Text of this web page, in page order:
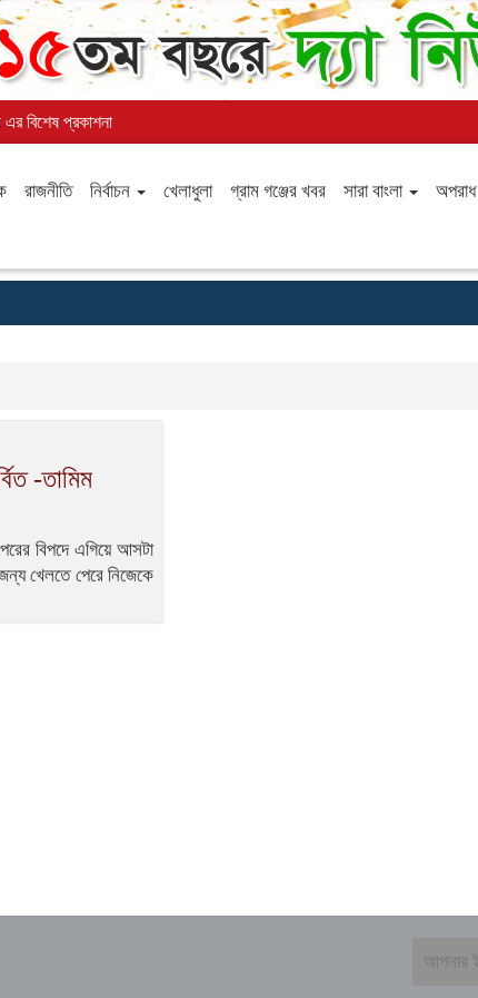
বিশেষ প্রকাশনা
রাজনীতি নির্বাচন খেলাধুলা গ্রাম গঞ্জের খবর সারা বাংলা অপরাধ
-তামিম
বিপদে এগিয়ে আসটা
খেলতে পেরে নিজেকে